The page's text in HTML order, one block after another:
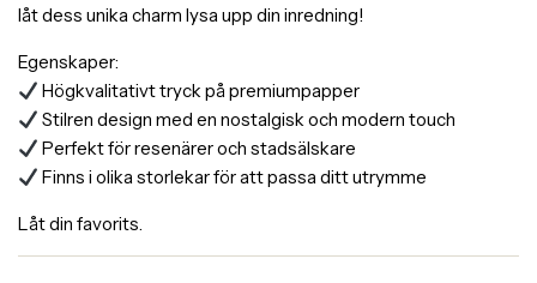
låt dess unika charm lysa upp din inredning!
Egenskaper:
Högkvalitativt tryck på premiumpapper
Stilren design med en nostalgisk och modern touch
Perfekt för resenärer och stadsälskare
Finns i olika storlekar för att passa ditt utrymme
Låt din favorits.